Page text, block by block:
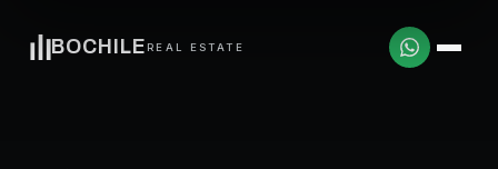
BOCHILE REAL ESTATE